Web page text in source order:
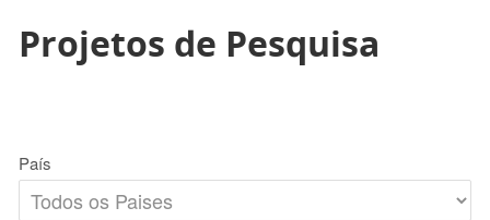
Projetos de Pesquisa
País